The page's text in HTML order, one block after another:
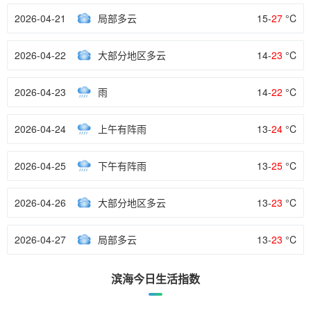
2026-04-21 局部多云 15-27 °C
2026-04-22 大部分地区多云 14-23 °C
2026-04-23 雨 14-22 °C
2026-04-24 上午有阵雨 13-24 °C
2026-04-25 下午有阵雨 13-25 °C
2026-04-26 大部分地区多云 13-23 °C
2026-04-27 局部多云 13-23 °C
滨海今日生活指数